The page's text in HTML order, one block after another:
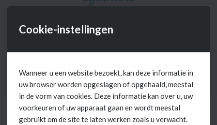
Cookie-instellingen
Wanneer u een website bezoekt, kan deze informatie in
uw browser worden opgeslagen of opgehaald, meestal
in de vorm van cookies. Deze informatie kan over u, uw
voorkeuren of uw apparaat gaan en wordt meestal
gebruikt om de site te laten werken zoals u verwacht.